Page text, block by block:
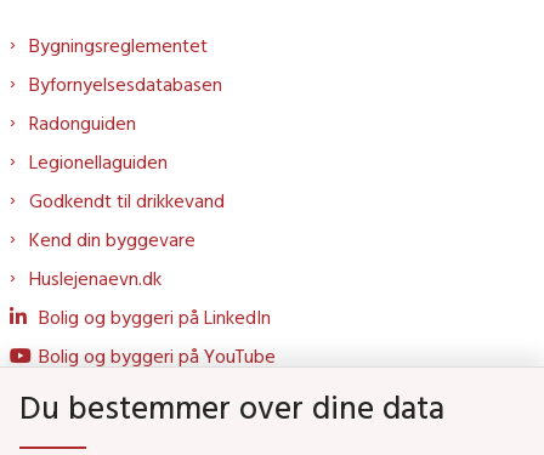
Bygningsreglementet
Byfornyelsesdatabasen
Radonguiden
Legionellaguiden
Godkendt til drikkevand
Kend din byggevare
Huslejenaevn.dk
Bolig og byggeri på LinkedIn
Bolig og byggeri på YouTube
Du bestemmer over dine data